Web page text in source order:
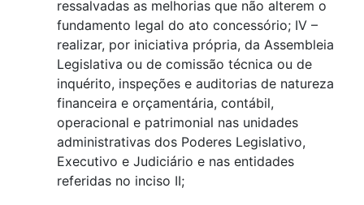
ressalvadas as melhorias que não alterem o
fundamento legal do ato concessório; IV –
realizar, por iniciativa própria, da Assembleia
Legislativa ou de comissão técnica ou de
inquérito, inspeções e auditorias de natureza
financeira e orçamentária, contábil,
operacional e patrimonial nas unidades
administrativas dos Poderes Legislativo,
Executivo e Judiciário e nas entidades
referidas no inciso II;